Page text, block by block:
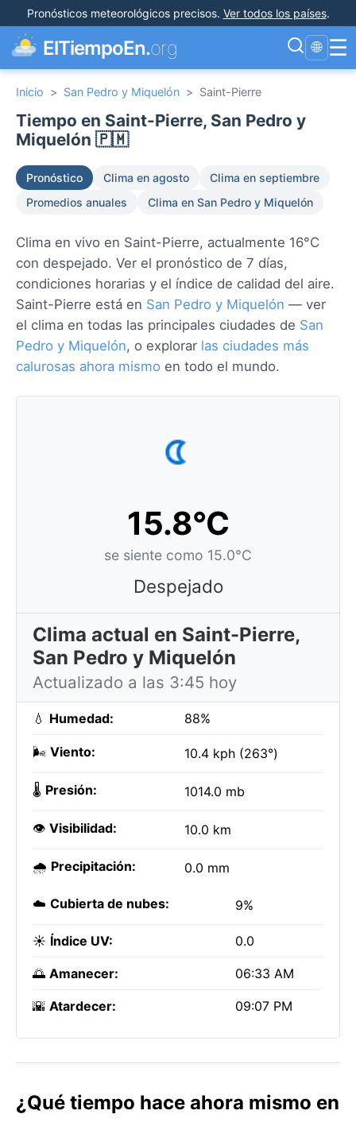
Pronósticos meteorológicos precisos. Ver todos los países.
ElTiempoEn.org 🌐 ☰
Inicio > San Pedro y Miquelón > Saint-Pierre
Tiempo en Saint-Pierre, San Pedro y
Miquelón 🇵🇲
Pronóstico Clima en agosto
Clima en septiembre
Promedios anuales
Clima en San Pedro y Miquelón
Clima en vivo en Saint-Pierre, actualmente 16°C
con despejado. Ver el pronóstico de 7 días,
condiciones horarias y el índice de calidad del aire.
Saint-Pierre está en San Pedro y Miquelón — ver
el clima en todas las principales ciudades de San
Pedro y Miquelón, o explorar las ciudades más
calurosas ahora mismo en todo el mundo.
15.8°C
se siente como 15.0°C
Despejado
Clima actual en Saint-Pierre,
San Pedro y Miquelón
Actualizado a las 3:45 hoy
💧 Humedad: 88%
🌬️ Viento: 10.4 kph (263°)
🌡️ Presión: 1014.0 mb
👁️ Visibilidad: 10.0 km
🌧️ Precipitación: 0.0 mm
☁️ Cubierta de nubes: 9%
☀️ Índice UV: 0.0
🌅 Amanecer: 06:33 AM
🌇 Atardecer: 09:07 PM
¿Qué tiempo hace ahora mismo en